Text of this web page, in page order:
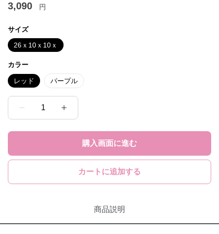
3,090 円
サイズ
26ｘ10ｘ10ｘ
カラー
レッド パープル
1
購入画面に進む
カートに追加する
商品説明